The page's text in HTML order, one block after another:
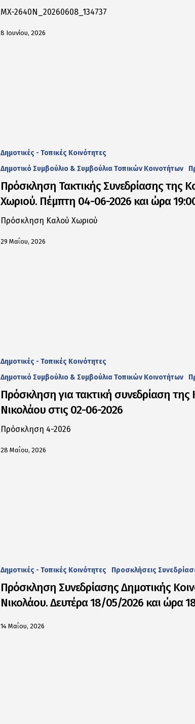
MX-2640N_20260608_134737
8 Ιουνίου, 2026
Δημοτικές - Τοπικές Κοινότητες
Δημοτικό Συμβούλιο & Συμβούλια Τοπικών Κοινοτήτων
Πρόσκληση Τακτικής Συνεδρίασης της
Χωριού. Πέμπτη 04-06-2026 και ώρα
Πρόσκληση Καλού Χωριού
29 Μαΐου, 2026
Δημοτικές - Τοπικές Κοινότητες
Δημοτικό Συμβούλιο & Συμβούλια Τοπικών Κοινοτήτων
Πρόσκληση για τακτική συνεδρίαση της
Νικολάου στις 02-06-2026
Πρόσκληση 4-2026
28 Μαΐου, 2026
Δημοτικές - Τοπικές Κοινότητες Προσκλήσεις
Πρόσκληση Συνεδρίασης Δημοτικής
Νικολάου. Δευτέρα 18/05/2026 και ώρα
14 Μαΐου, 2026